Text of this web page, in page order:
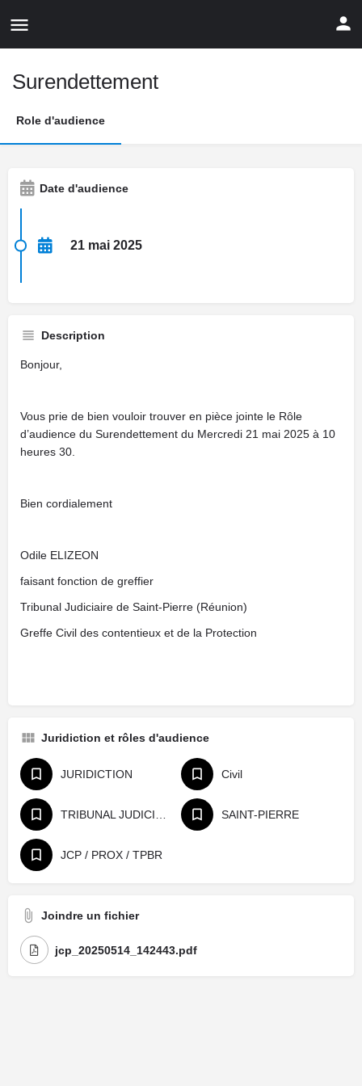
Surendettement
Role d'audience
Date d'audience
21 mai 2025
Description
Bonjour,
Vous prie de bien vouloir trouver en pièce jointe le Rôle
d’audience du Surendettement du Mercredi 21 mai 2025 à 10
heures 30.
Bien cordialement
Odile ELIZEON
faisant fonction de greffier
Tribunal Judiciaire de Saint-Pierre (Réunion)
Greffe Civil des contentieux et de la Protection
Juridiction et rôles d'audience
JURIDICTION Civil
SAINT-PIERRE
JCP / PROX / TPBR
Joindre un fichier
jcp_20250514_142443.pdf